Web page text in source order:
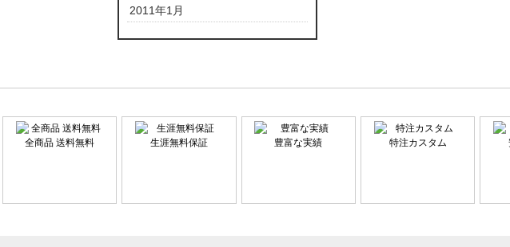
2011年1月
全商品 送料無料 生涯無料保証 豊富な実績 特注カスタム